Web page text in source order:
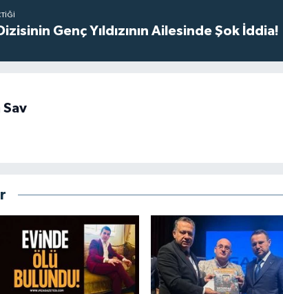
Genç Yıldızının Ailesinde Şok İddia!